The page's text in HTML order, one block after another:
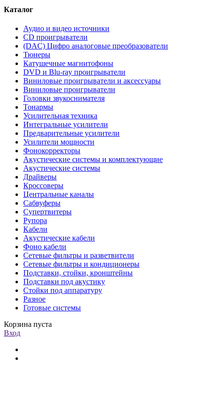
Каталог
Аудио и видео источники
CD проигрыватели
(DAC) Цифро аналоговые преобразователи
Тюнеры
Катушечные магнитофоны
DVD и Blu-ray проигрыватели
Виниловые проигрыватели и аксессуары
Виниловые проигрыватели
Головки звукоснимателя
Тонармы
Усилительная техника
Интегральные усилители
Предварительные усилители
Усилители мощности
Фонокорректоры
Акустические системы и комплектующие
Акустические системы
Драйверы
Кроссоверы
Центральные каналы
Сабвуферы
Супертвитеры
Рупора
Кабели
Акустические кабели
Фоно кабели
Сетевые фильтры и разветвители
Сетевые фильтры и кондиционеры
Подставки, стойки, кронштейны
Подставки под акустику
Стойки под аппаратуру
Разное
Готовые системы
Корзина пуста
Вход